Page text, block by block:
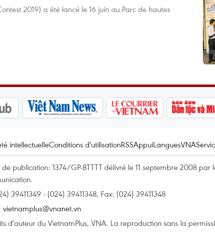
2019) a été lancé le 16 juin au Parc de hautes
intellectuelleConditions d'utilisationRSSAppuiLanguesVNA
de publication: 1374/GP-BTTTT délivré le 11 septembre 2008
39411349 - (024) 39411348, Fax: (024) 39411348
vietnamplus@vnanet.vn
d'auteur du VietnamPlus, VNA. La reproduction sans la